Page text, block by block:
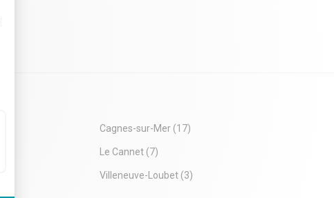
Cagnes-sur-Mer (17)
Le Cannet (7)
Villeneuve-Loubet (3)